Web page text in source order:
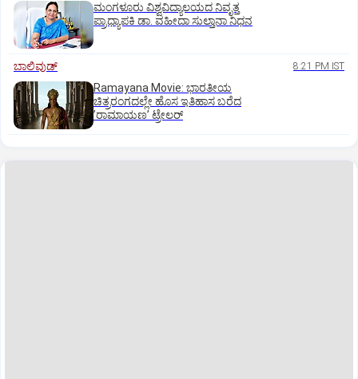
ಮಂಗಳೂರು ವಿಶ್ವವಿದ್ಯಾಲಯದ ನಿವೃತ್ತ
ಪ್ರಾಧ್ಯಾಪಕಿ ಡಾ. ವಹೀದಾ ಸುಲ್ತಾನಾ ನಿಧನ
ಬಾಲಿವುಡ್‌ 8:21 PM IST
Ramayana Movie: ಭಾರತೀಯ
ಚಿತ್ರರಂಗದಲ್ಲೇ ಹೊಸ ಇತಿಹಾಸ ಬರೆದ
ʼರಾಮಾಯಣʼ ಟ್ರೇಲರ್